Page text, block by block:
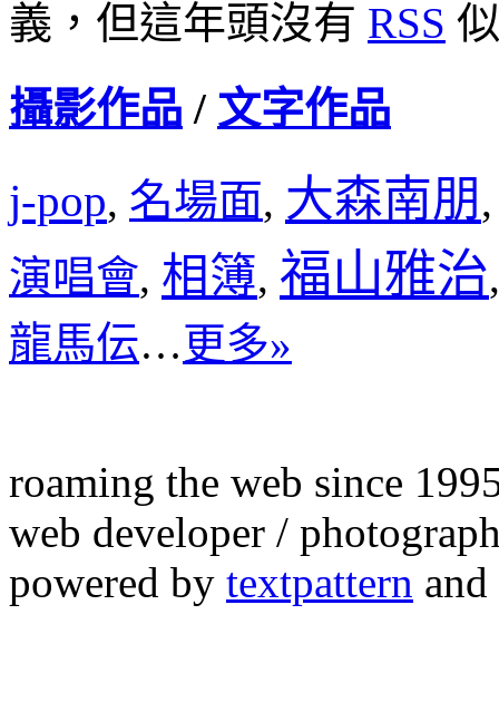
義，但這年頭沒有 RSS
攝影作品 / 文字作品
j-pop, 名場面, 大森南朋
演唱會, 相簿, 福山雅治
龍馬伝…更多»
roaming the web since
web developer /
powered by textpattern